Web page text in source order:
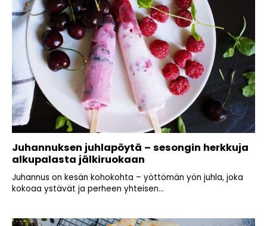
Juhannuksen juhlapöytä – sesongin herkkuja
alkupalasta jälkiruokaan
Juhannus on kesän kohokohta – yöttömän yön juhla, joka
kokoaa ystävät ja perheen yhteisen...